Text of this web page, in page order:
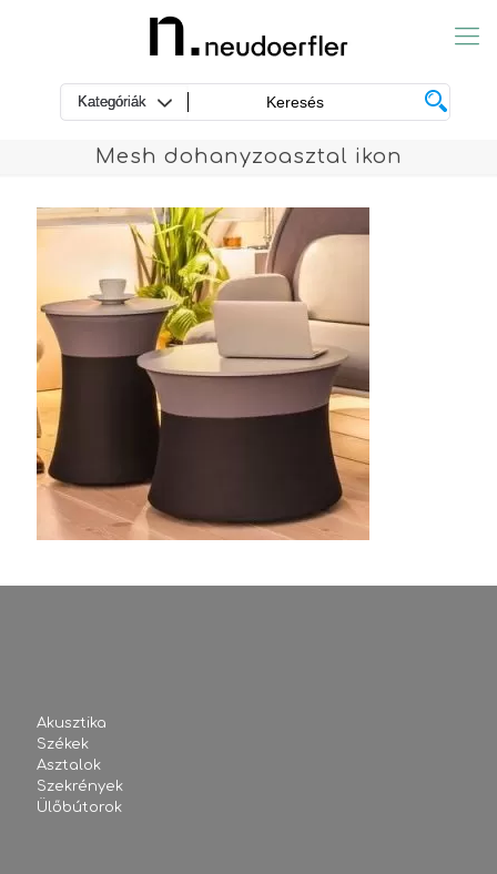
Mesh dohanyzoasztal ikon
Akusztika
Székek
Asztalok
Szekrények
Ülőbútorok